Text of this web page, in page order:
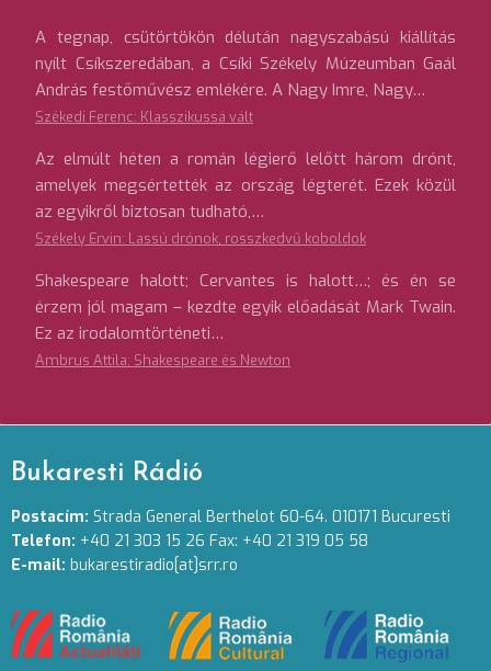
A tegnap, csütörtökön délután nagyszabású kiállítás
nyílt Csíkszeredában, a Csíki Székely Múzeumban Gaál
András festőművész emlékére. A Nagy Imre, Nagy…
Székedi Ferenc: Klasszikussá vált
Az elmúlt héten a román légierő lelőtt három drónt,
amelyek megsértették az ország légterét. Ezek közül
az egyikről biztosan tudható,…
Székely Ervin: Lassú drónok, rosszkedvű koboldok
Shakespeare halott; Cervantes is halott…; és én se
érzem jól magam – kezdte egyik előadását Mark Twain.
Ez az irodalomtörténeti…
Ambrus Attila: Shakespeare és Newton
Bukaresti Rádió
Postacím: Strada General Berthelot 60-64. 010171 Bucuresti
Telefon: +40 21 303 15 26 Fax: +40 21 319 05 58
E-mail: bukarestiradio[at]srr.ro